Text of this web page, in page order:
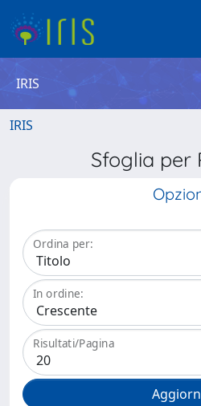
IRIS
IRIS
Sfoglia per
Ordina per:
In ordine:
Risultati/Pagina